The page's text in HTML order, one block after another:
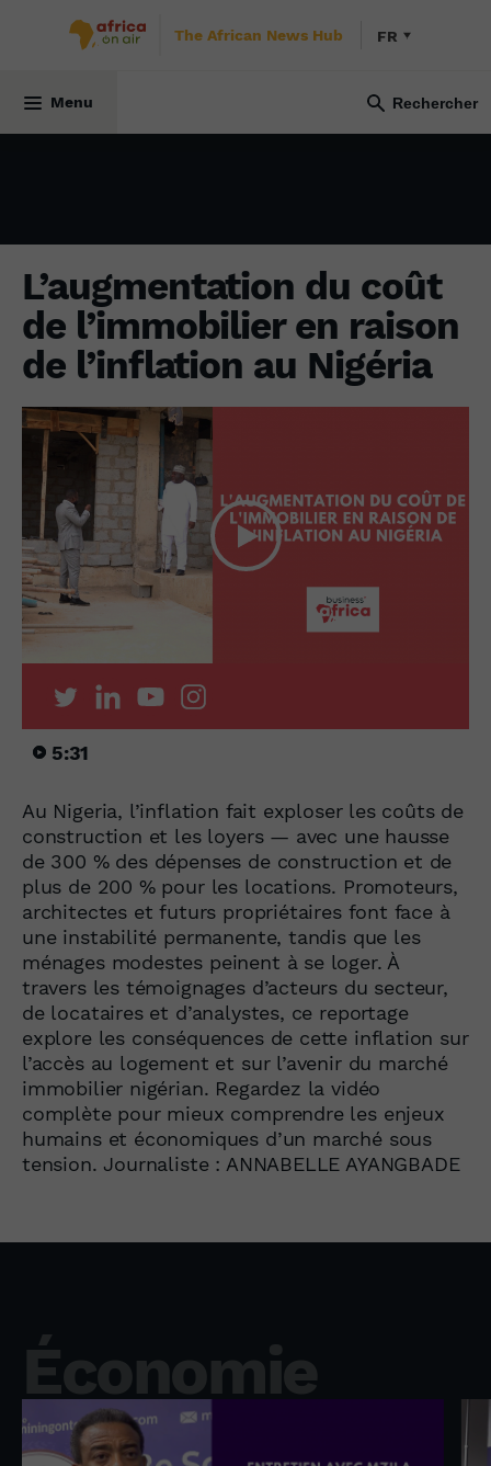
The African News Hub FR
Menu
L’augmentation du coût
de l’immobilier en raison
de l’inflation au Nigéria
5:31
Au Nigeria, l’inflation fait exploser les coûts de
construction et les loyers — avec une hausse
de 300 % des dépenses de construction et de
plus de 200 % pour les locations. Promoteurs,
architectes et futurs propriétaires font face à
une instabilité permanente, tandis que les
ménages modestes peinent à se loger. À
travers les témoignages d’acteurs du secteur,
de locataires et d’analystes, ce reportage
explore les conséquences de cette inflation sur
l’accès au logement et sur l’avenir du marché
immobilier nigérian. Regardez la vidéo
complète pour mieux comprendre les enjeux
humains et économiques d’un marché sous
tension. Journaliste : ANNABELLE AYANGBADE
Économie